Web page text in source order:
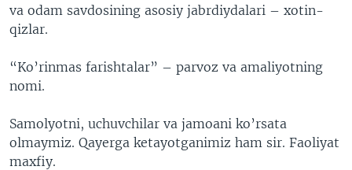
va odam savdosining asosiy jabrdiydalari – xotin-
qizlar.
“Ko’rinmas farishtalar” – parvoz va amaliyotning
nomi.
Samolyotni, uchuvchilar va jamoani ko’rsata
olmaymiz. Qayerga ketayotganimiz ham sir. Faoliyat
maxfiy.